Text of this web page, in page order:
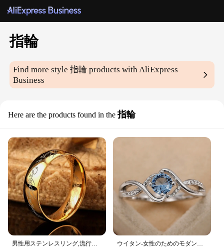
指輪
Find more style指輪 products with AliExpress
Business
Here are the products found in the 指輪
男性用ステンレスリング,流行のジュエリー,日常着,宴会,パーティー,休暇,誕生日,記念日,トレンディ ウイタン-女性のためのモダンなデザイン,ラインストーン付きの結婚指輪,キュービックジルコニア,ジルコニア,ジルコン,シルバーカラー,2022